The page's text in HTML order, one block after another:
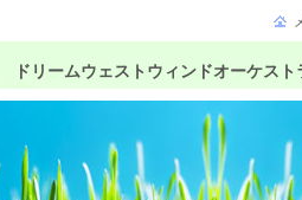
ドリームウェストウィンドオーケス